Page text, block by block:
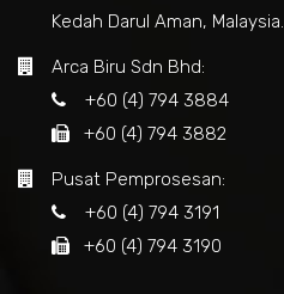
Kedah Darul Aman, Malaysia.
Arca Biru Sdn Bhd:
+60 (4) 794 3884
+60 (4) 794 3882
Pusat Pemprosesan:
+60 (4) 794 3191
+60 (4) 794 3190